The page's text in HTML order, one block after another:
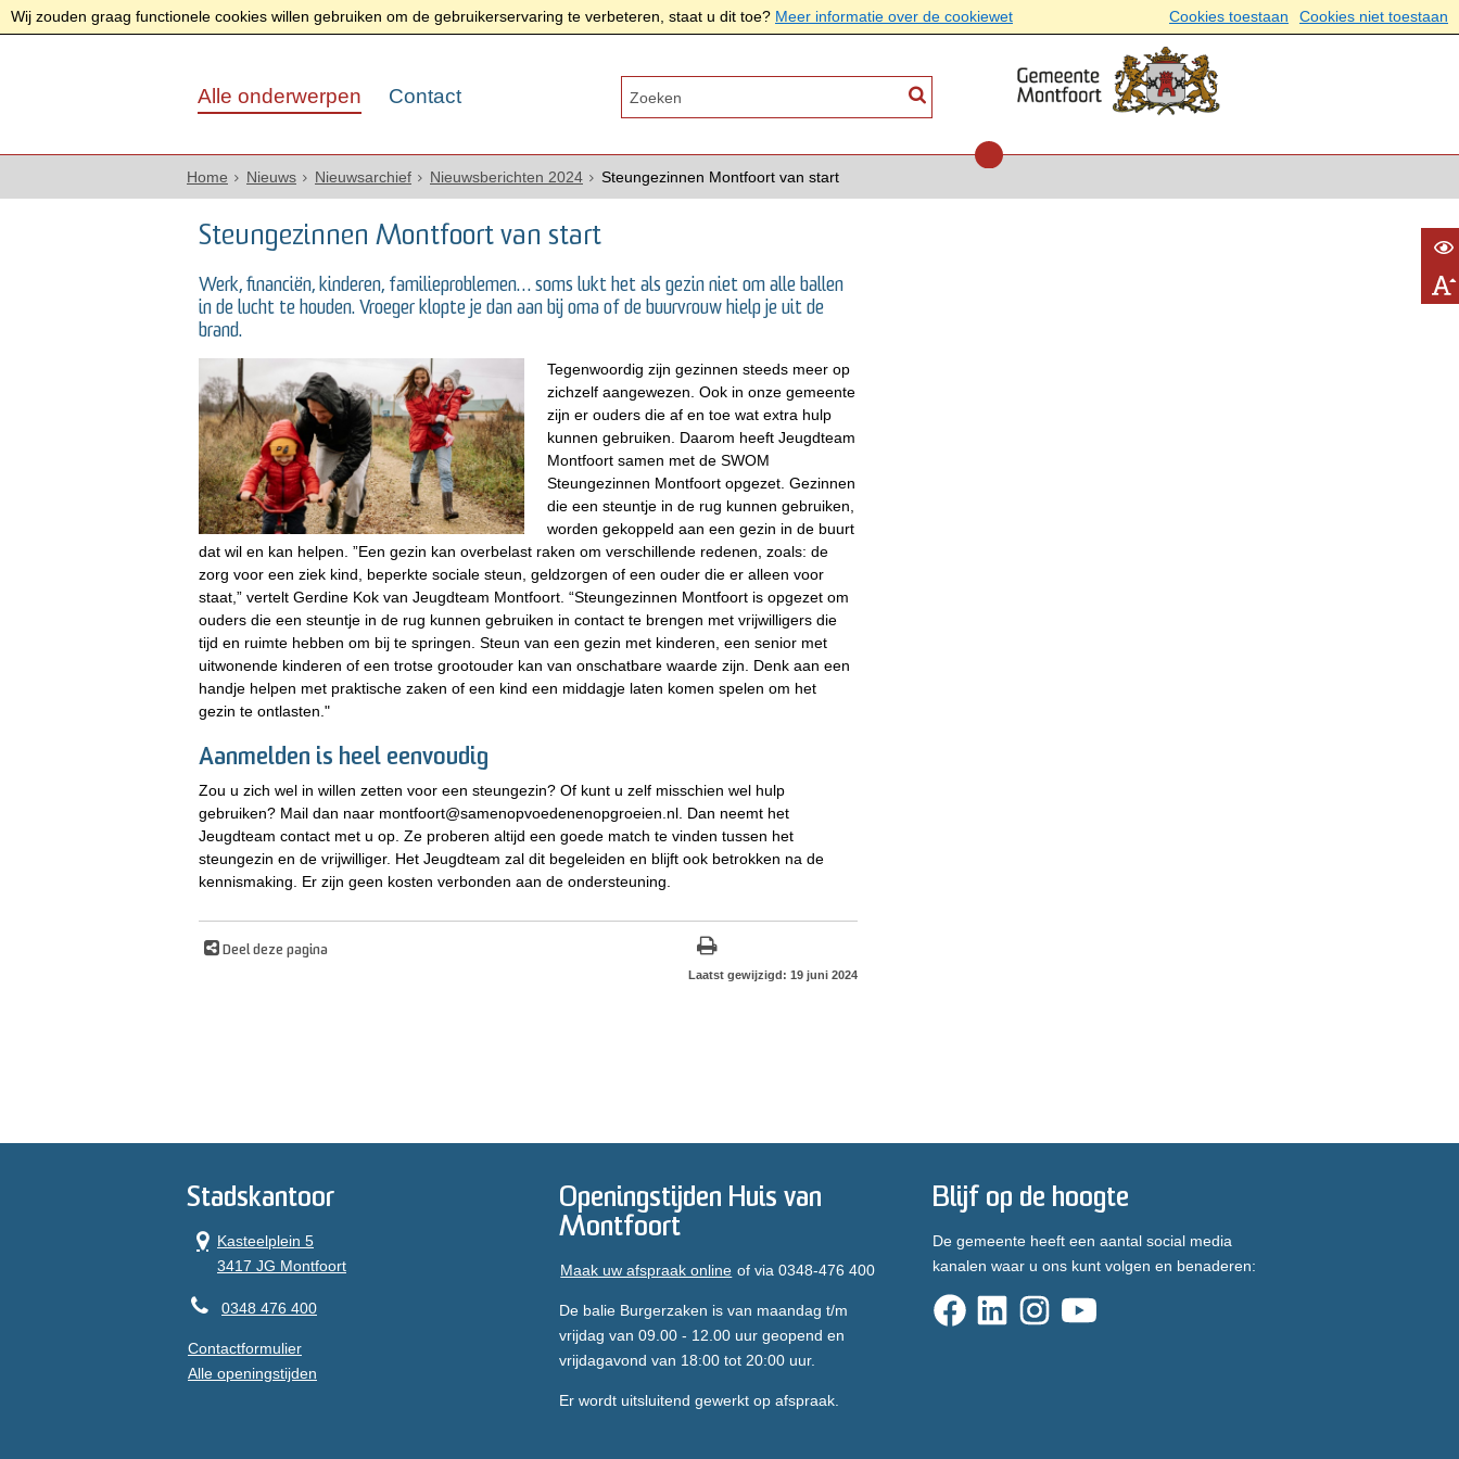
Wij zouden graag functionele cookies willen gebruiken om de gebruikerservaring te verbeteren, staat u dit toe? Meer informatie over de cookiewet Cookies toestaan Cookies niet toestaan
Alle onderwerpen Contact
Home Nieuws Nieuwsarchief Nieuwsberichten 2024 Steungezinnen Montfoort van start
Steungezinnen Montfoort van start
Werk, financiën, kinderen, familieproblemen… soms lukt het als gezin niet om alle ballen
in de lucht te houden. Vroeger klopte je dan aan bij oma of de buurvrouw hielp je uit de
brand.
Tegenwoordig zijn gezinnen steeds meer op
zichzelf aangewezen. Ook in onze gemeente
zijn er ouders die af en toe wat extra hulp
kunnen gebruiken. Daarom heeft Jeugdteam
Montfoort samen met de SWOM
Steungezinnen Montfoort opgezet. Gezinnen
die een steuntje in de rug kunnen gebruiken,
worden gekoppeld aan een gezin in de buurt
dat wil en kan helpen. ”Een gezin kan overbelast raken om verschillende redenen, zoals: de
zorg voor een ziek kind, beperkte sociale steun, geldzorgen of een ouder die er alleen voor
staat,” vertelt Gerdine Kok van Jeugdteam Montfoort. “Steungezinnen Montfoort is opgezet om
ouders die een steuntje in de rug kunnen gebruiken in contact te brengen met vrijwilligers die
tijd en ruimte hebben om bij te springen. Steun van een gezin met kinderen, een senior met
uitwonende kinderen of een trotse grootouder kan van onschatbare waarde zijn. Denk aan een
handje helpen met praktische zaken of een kind een middagje laten komen spelen om het
gezin te ontlasten."
Aanmelden is heel eenvoudig
Zou u zich wel in willen zetten voor een steungezin? Of kunt u zelf misschien wel hulp
gebruiken? Mail dan naar montfoort@samenopvoedenenopgroeien.nl. Dan neemt het
Jeugdteam contact met u op. Ze proberen altijd een goede match te vinden tussen het
steungezin en de vrijwilliger. Het Jeugdteam zal dit begeleiden en blijft ook betrokken na de
kennismaking. Er zijn geen kosten verbonden aan de ondersteuning.
Deel deze pagina
Laatst gewijzigd: 19 juni 2024
Stadskantoor
Kasteelplein 5
3417 JG Montfoort
0348 476 400
Contactformulier
Alle openingstijden
Openingstijden Huis van
Montfoort
Maak uw afspraak online of via 0348-476 400
De balie Burgerzaken is van maandag t/m
vrijdag van 09.00 - 12.00 uur geopend en
vrijdagavond van 18:00 tot 20:00 uur.
Er wordt uitsluitend gewerkt op afspraak.
Blijf op de hoogte
De gemeente heeft een aantal social media
kanalen waar u ons kunt volgen en benaderen: